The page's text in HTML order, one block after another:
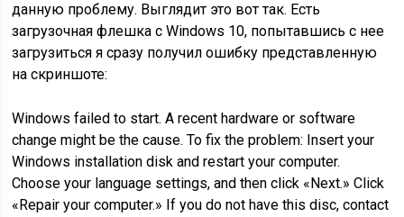
данную проблему. Выглядит это вот так. Есть
загрузочная флешка с Windows 10, попытавшись с нее
загрузиться я сразу получил ошибку представленную
на скриншоте:
Windows failed to start. A recent hardware or software
change might be the cause. To fix the problem: Insert your
Windows installation disk and restart your computer.
Choose your language settings, and then click «Next.» Click
«Repair your computer.» If you do not have this disc, contact